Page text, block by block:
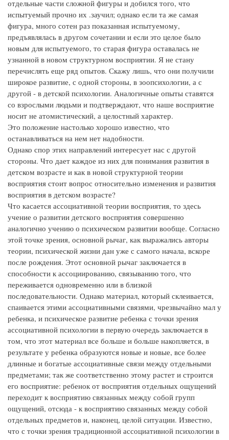
отдельные части сложной фигуры и добился того, что
испытуемый прочно их .заучил; однако если та же самая
фигура, много сотен раз показанная испытуемому,
предъявлялась в другом сочетании и если это целое было
новым для испытуемого, то старая фигура оставалась не
узнанной в новом структурном восприятии. Я не стану
перечислять еще ряд опытов. Скажу лишь, что они получили
широкое развитие, с одной стороны, в зоопсихологии, а с
другой - в детской психологии. Аналогичные опыты ставятся
со взрослыми людьми и подтверждают, что наше восприятие
носит не атомистический, а целостный характер.
Это положение настолько хорошо известно, что
останавливаться на нем нет надобности.
Однако спор этих направлений интересует нас с другой
стороны. Что дает каждое из них для понимания развития в
детском возрасте и как в новой структурной теории
восприятия стоит вопрос относительно изменения и развития
восприятия в детском возрасте?
Что касается ассоциативной теории восприятия, то здесь
учение о развитии детского восприятия совершенно
аналогично учению о психическом развитии вообще. Согласно
этой точке зрения, основной рычаг, как выражались авторы
теории, психической жизни дан уже с самого начала, вскоре
после рождения. Этот основной рычаг заключается в
способности к ассоциированию, связыванию того, что
переживается одновременно или в близкой
последовательности. Однако материал, который склеивается,
спаивается этими ассоциативными связями, чрезвычайно мал у
ребенка, и психическое развитие ребенка с точки зрения
ассоциативной психологии в первую очередь заключается в
том, что этот материал все больше и больше накопляется, в
результате у ребенка образуются новые и новые, все более
длинные и богатые ассоциативные связи между отдельными
предметами; так же соответственно этому растет и строится
его восприятие: ребенок от восприятия отдельных ощущений
переходит к восприятию связанных между собой групп
ощущений, отсюда - к восприятию связанных между собой
отдельных предметов и, наконец, целой ситуации. Известно,
что с точки зрения традиционной ассоциативной психологии в